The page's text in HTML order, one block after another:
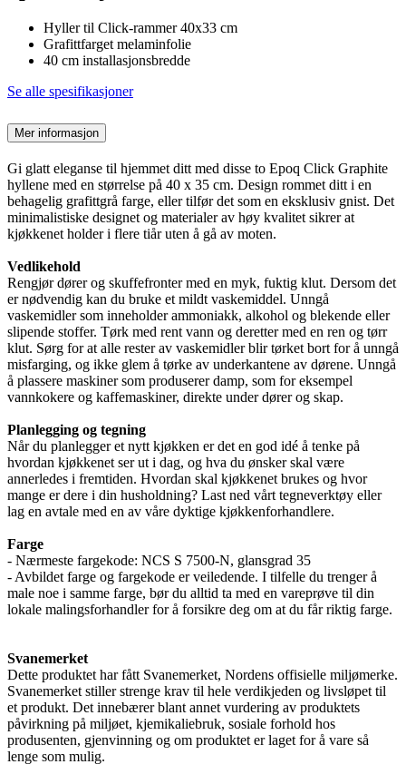
Hyller til Click-rammer 40x33 cm
Grafittfarget melaminfolie
40 cm installasjonsbredde
Se alle spesifikasjoner
Mer informasjon
Gi glatt eleganse til hjemmet ditt med disse to Epoq Click Graphite
hyllene med en størrelse på 40 x 35 cm. Design rommet ditt i en
behagelig grafittgrå farge, eller tilfør det som en eksklusiv gnist. Det
minimalistiske designet og materialer av høy kvalitet sikrer at
kjøkkenet holder i flere tiår uten å gå av moten.
Vedlikehold
Rengjør dører og skuffefronter med en myk, fuktig klut. Dersom det
er nødvendig kan du bruke et mildt vaskemiddel. Unngå
vaskemidler som inneholder ammoniakk, alkohol og blekende eller
slipende stoffer. Tørk med rent vann og deretter med en ren og tørr
klut. Sørg for at alle rester av vaskemidler blir tørket bort for å unngå
misfarging, og ikke glem å tørke av underkantene av dørene. Unngå
å plassere maskiner som produserer damp, som for eksempel
vannkokere og kaffemaskiner, direkte under dører og skap.
Planlegging og tegning
Når du planlegger et nytt kjøkken er det en god idé å tenke på
hvordan kjøkkenet ser ut i dag, og hva du ønsker skal være
annerledes i fremtiden. Hvordan skal kjøkkenet brukes og hvor
mange er dere i din husholdning? Last ned vårt tegneverktøy eller
lag en avtale med en av våre dyktige kjøkkenforhandlere.
Farge
- Nærmeste fargekode: NCS S 7500-N, glansgrad 35
- Avbildet farge og fargekode er veiledende. I tilfelle du trenger å
male noe i samme farge, bør du alltid ta med en vareprøve til din
lokale malingsforhandler for å forsikre deg om at du får riktig farge.
Svanemerket
Dette produktet har fått Svanemerket, Nordens offisielle miljømerke.
Svanemerket stiller strenge krav til hele verdikjeden og livsløpet til
et produkt. Det innebærer blant annet vurdering av produktets
påvirkning på miljøet, kjemikaliebruk, sosiale forhold hos
produsenten, gjenvinning og om produktet er laget for å vare så
lenge som mulig.